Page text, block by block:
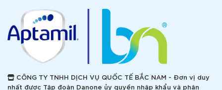
CÔNG TY TNHH DỊCH VỤ QUỐC TẾ BẮC NAM - Đơn vị duy
nhất được Tập đoàn Danone ủy quyền nhập khẩu và phân